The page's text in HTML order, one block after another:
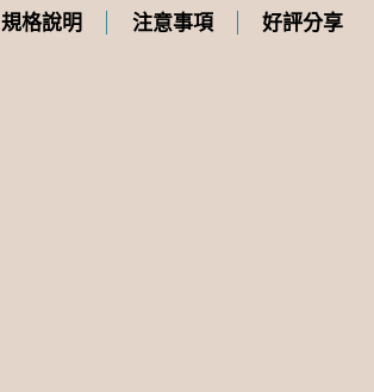
規格說明 注意事項 好評分享